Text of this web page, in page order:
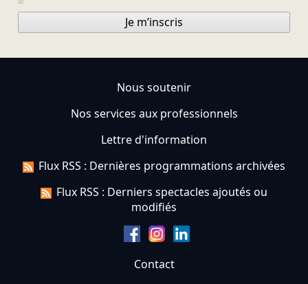
Je m’inscris
Nous soutenir
Nos services aux professionnels
Lettre d'information
Flux RSS : Dernières programmations archivées
Flux RSS : Derniers spectacles ajoutés ou
modifiés
Contact